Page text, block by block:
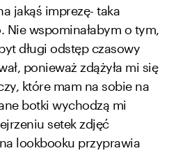
jakąś imprezę- taka
Nie wspominałabym o tym,
długi odstęp czasowy
ponieważ zdążyła mi się
które mam na sobie na
botki wychodzą mi
setek zdjęć
lookbooku przyprawia